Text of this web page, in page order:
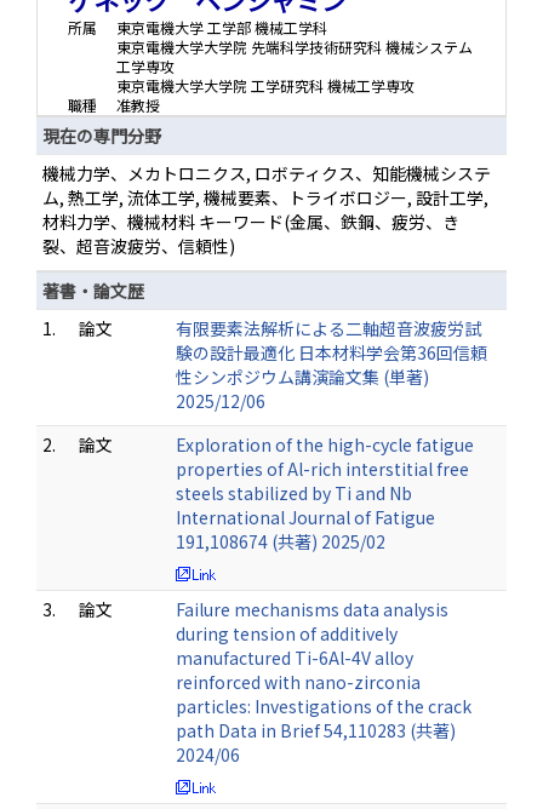
所属
東京電機大学 工学部 機械工学科
東京電機大学大学院 先端科学技術研究科 機械システム
工学専攻
東京電機大学大学院 工学研究科 機械工学専攻
職種
准教授
現在の専門分野
機械力学、メカトロニクス, ロボティクス、知能機械システ
ム, 熱工学, 流体工学, 機械要素、トライボロジー, 設計工学,
材料力学、機械材料 キーワード(金属、鉄鋼、疲労、き
裂、超音波疲労、信頼性)
著書・論文歴
1.
論文
有限要素法解析による二軸超音波疲労試
験の設計最適化 日本材料学会第36回信頼
性シンポジウム講演論文集 (単著)
2025/12/06
2.
論文
Exploration of the high-cycle fatigue
properties of Al-rich interstitial free
steels stabilized by Ti and Nb
International Journal of Fatigue
191,108674 (共著) 2025/02
3. 論文
Failure mechanisms data analysis
during tension of additively
manufactured Ti-6Al-4V alloy
reinforced with nano-zirconia
particles: Investigations of the crack
path Data in Brief 54,110283 (共著)
2024/06